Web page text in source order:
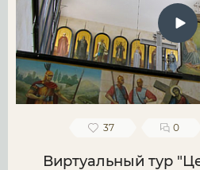
37 0
Виртуальный тур